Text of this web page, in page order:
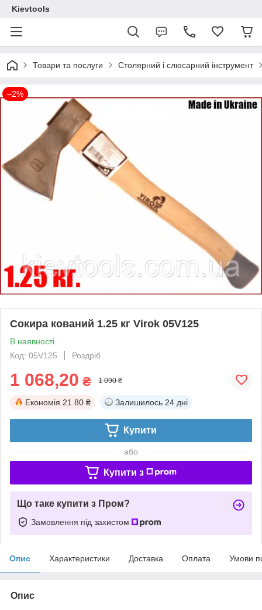
Kievtools
Товари та послуги Столярний і слюсарний інструмент
–2%
Сокира кований 1.25 кг Virok 05V125
В наявності
Код: 05V125
Роздріб
1 068,20 ₴ 1 090 ₴
Економія 21.80 ₴ Залишилось 24 дні
Купити
або
Купити з
Що таке купити з Пром?
Замовлення під захистом
Опис Характеристики Доставка Оплата Умови
Опис